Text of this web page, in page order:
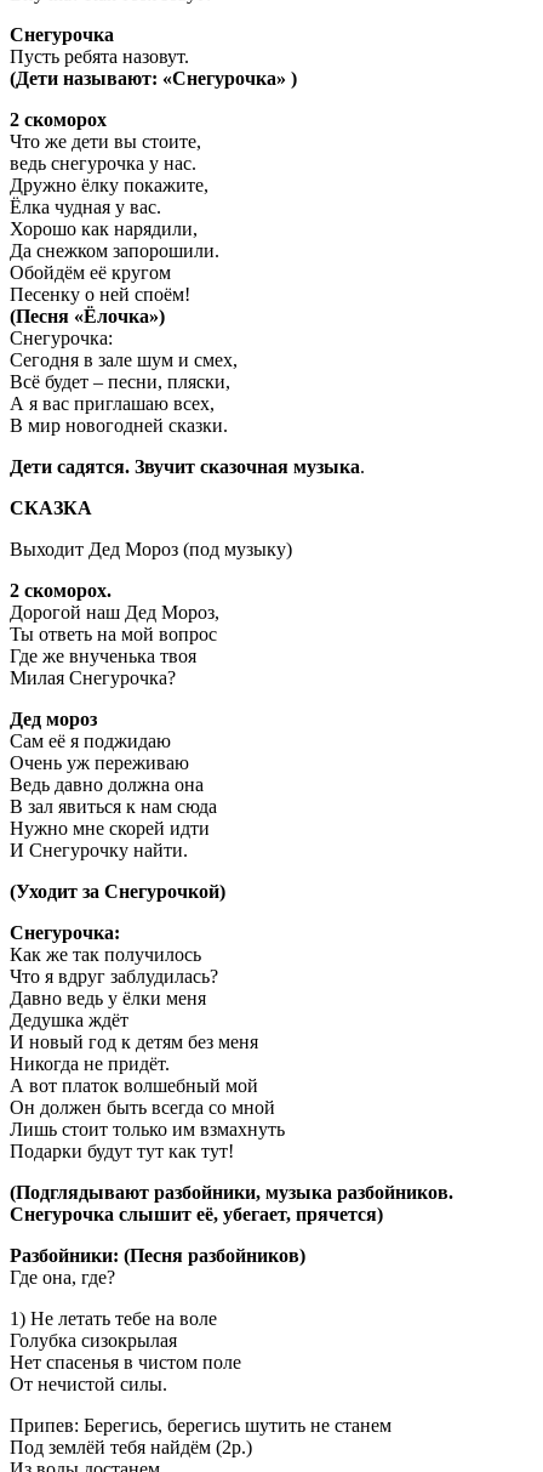
Снегурочка
Пусть ребята назовут.
(Дети называют: «Снегурочка» )
2 скоморох
Что же дети вы стоите,
ведь снегурочка у нас.
Дружно ёлку покажите,
Ёлка чудная у вас.
Хорошо как нарядили,
Да снежком запорошили.
Обойдём её кругом
Песенку о ней споём!
(Песня «Ёлочка»)
Снегурочка:
Сегодня в зале шум и смех,
Всё будет – песни, пляски,
А я вас приглашаю всех,
В мир новогодней сказки.
Дети садятся. Звучит сказочная музыка.
СКАЗКА
Выходит Дед Мороз (под музыку)
2 скоморох.
Дорогой наш Дед Мороз,
Ты ответь на мой вопрос
Где же внученька твоя
Милая Снегурочка?
Дед мороз
Сам её я поджидаю
Очень уж переживаю
Ведь давно должна она
В зал явиться к нам сюда
Нужно мне скорей идти
И Снегурочку найти.
(Уходит за Снегурочкой)
Снегурочка:
Как же так получилось
Что я вдруг заблудилась?
Давно ведь у ёлки меня
Дедушка ждёт
И новый год к детям без меня
Никогда не придёт.
А вот платок волшебный мой
Он должен быть всегда со мной
Лишь стоит только им взмахнуть
Подарки будут тут как тут!
(Подглядывают разбойники, музыка разбойников.
Снегурочка слышит её, убегает, прячется)
Разбойники: (Песня разбойников)
Где она, где?
1) Не летать тебе на воле
Голубка сизокрылая
Нет спасенья в чистом поле
От нечистой силы.
Припев: Берегись, берегись шутить не станем
Под землёй тебя найдём (2р.)